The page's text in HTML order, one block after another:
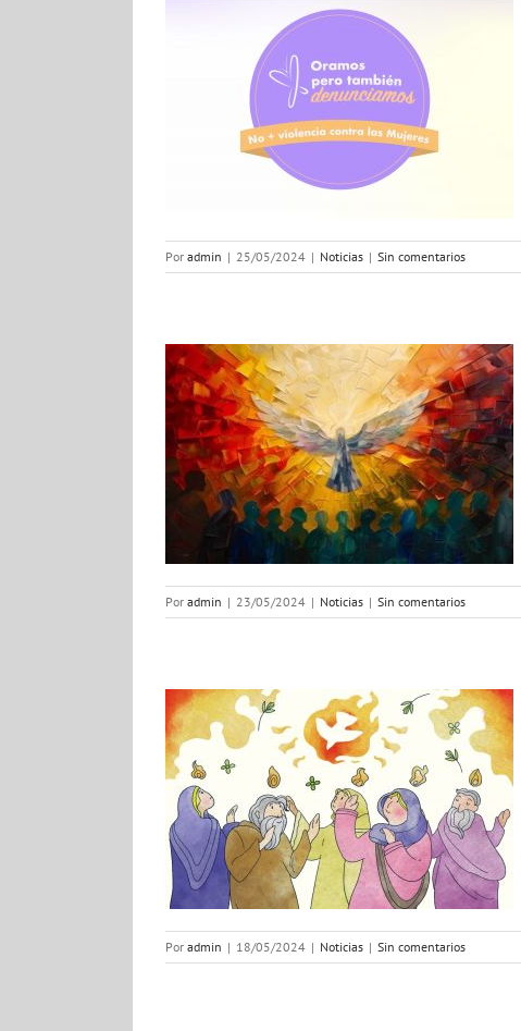
Por admin | 25/05/2024 | Noticias | Sin comentarios
Por admin | 23/05/2024 | Noticias | Sin comentarios
Por admin | 18/05/2024 | Noticias | Sin comentarios